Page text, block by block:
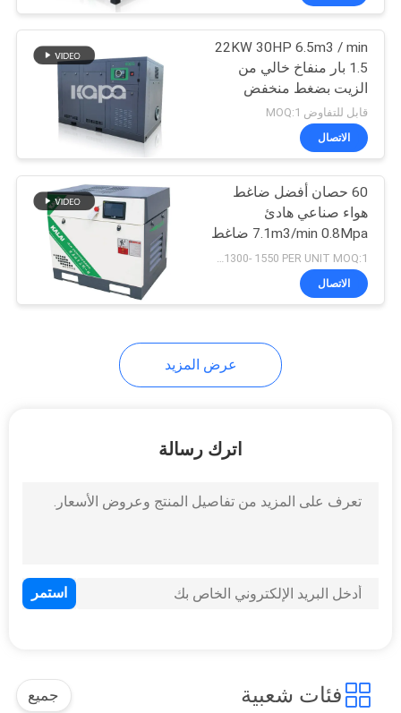
22KW 30HP 6.5m3 / min
1.5 بار منفاخ خالي من
الزيت بضغط منخفض
قابل للتفاوض MOQ:1
الاتصال
60 حصان أفضل ضاغط
هواء صناعي هادئ
7.1m3/min 0.8Mpa ضاغط
هواء خرطوم دوار
1463*1060*1315
USD1300- 1550 PER UNIT MOQ:1
الاتصال
عرض المزيد
اترك رسالة
فئات شعبية جميع